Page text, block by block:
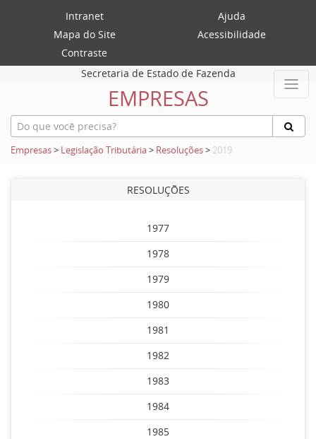
Intranet
Ajuda
Mapa do Site
Acessibilidade
Contraste
Secretaria de Estado de Fazenda
EMPRESAS
Empresas> Legislação Tributária> Resoluções> 2019
RESOLUÇÕES
1977
1978
1979
1980
1981
1982
1983
1984
1985